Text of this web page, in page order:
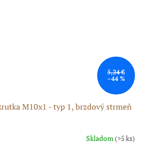
5,24 €
–44 %
M10x1 - typ 1, brzdový strmeň
Skladom(>5 ks)